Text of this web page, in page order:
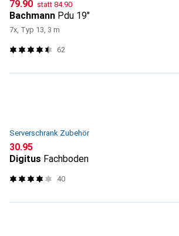
CHF
79.90 statt CHF
84.90
Bachmann Pdu 19"
7x, Typ 13, 3 m
62
Serverschrank Zubehör
CHF
30.95
Digitus Fachboden
40